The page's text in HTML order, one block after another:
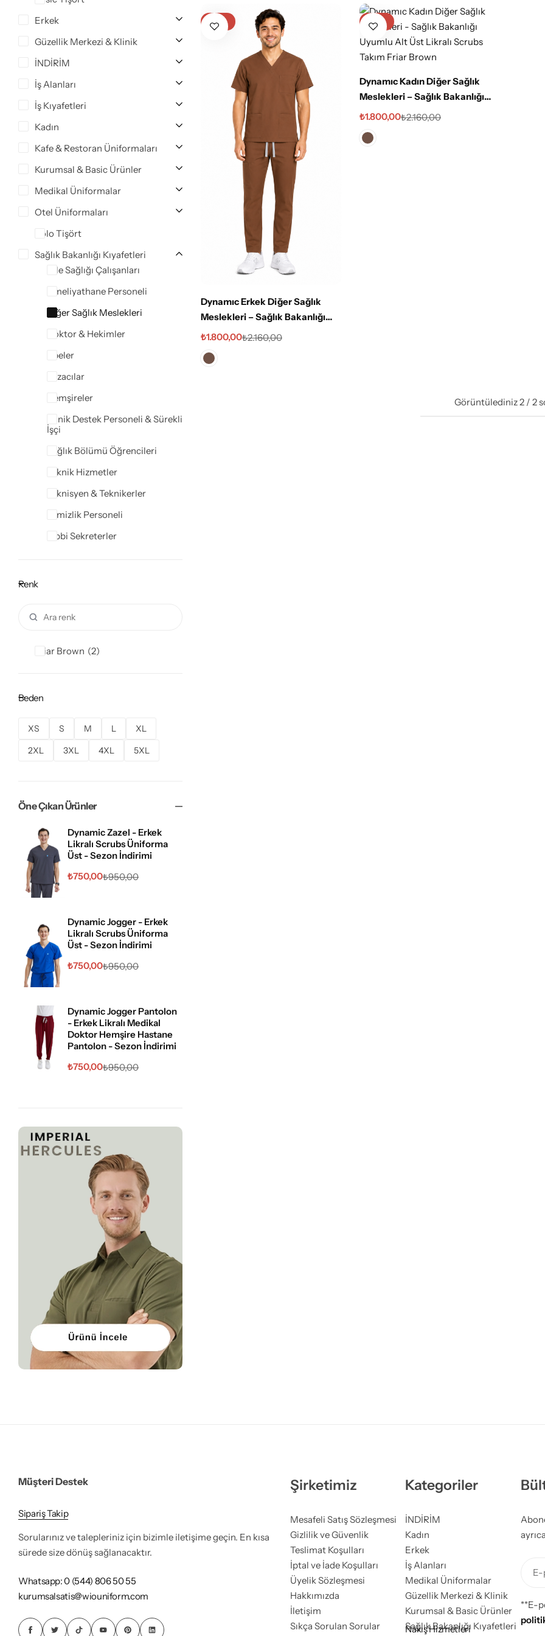
-17%
Dynamıc Erkek Diğer Sağlık
Meslekleri – Sağlık Bakanlığı
Uyumlu Alt Üst Likralı Scrubs
₺2.160,00
₺1.800,00
-17%
Dynamıc Kadın Diğer Sağlık
Meslekleri – Sağlık Bakanlığı
Uyumlu Alt Üst Likralı Scrubs
₺2.160,00
₺1.800,00
Görüntülediniz2 / 2
Erkek
Güzellik Merkezi & Klinik
İNDİRİM
İş Alanları
İş Kıyafetleri
Kadın
Kafe & Restoran Üniformaları
Kurumsal & Basic Ürünler
Medikal Üniformalar
Otel Üniformaları
Polo Tişört
Sağlık Bakanlığı Kıyafetleri
Aile Sağlığı Çalışanları
Ameliyathane Personeli
Diğer Sağlık Meslekleri
Doktor & Hekimler
Ebeler
Eczacılar
Hemşireler
Klinik Destek Personeli & Sürekli
İşçi
Sağlık Bölümü Öğrencileri
Teknik Hizmetler
Teknisyen & Teknikerler
Temizlik Personeli
Tıbbi Sekreterler
Renk
Friar Brown 2
Beden
XS S M L
XL
2XL
3XL 4XL 5XL
Öne Çıkan Ürünler
Dynamic Zazel - Erkek
Likralı Scrubs Üniforma
Üst - Sezon İndirimi
₺950,00
₺750,00
Dynamic Jogger - Erkek
Likralı Scrubs Üniforma
Üst - Sezon İndirimi
₺950,00
₺750,00
Dynamic Jogger Pantolon
- Erkek Likralı Medikal
Doktor Hemşire Hastane
Pantolon - Sezon İndirimi
₺950,00
₺750,00
Müşteri Destek
Sipariş Takip
Sorularınız ve talepleriniz için bizimle iletişime geçin. En kısa
sürede size dönüş sağlanacaktır.
Whatsapp: 0 (544) 806 50 55
kurumsalsatis@wiouniform.com
Şirketimiz
Mesafeli Satış Sözleşmesi
Gizlilik ve Güvenlik
Teslimat Koşulları
İptal ve İade Koşulları
Üyelik Sözleşmesi
Hakkımızda
İletişim
Sıkça Sorulan Sorular
Kategoriler
İNDİRİM
Kadın
Erkek
İş Alanları
Medikal Üniformalar
Güzellik Merkezi & Klinik
Kurumsal & Basic Ürünler
Sağlık Bakanlığı Kıyafetleri
Nakış Hizmetleri
E-
**E-
Klinik Destek Personeli & Sürekli İşçi
Sağlık Bölümü Öğrencileri
Teknisyen & Teknikerler
Temizlik Personeli
Tıbbi Sekreterler